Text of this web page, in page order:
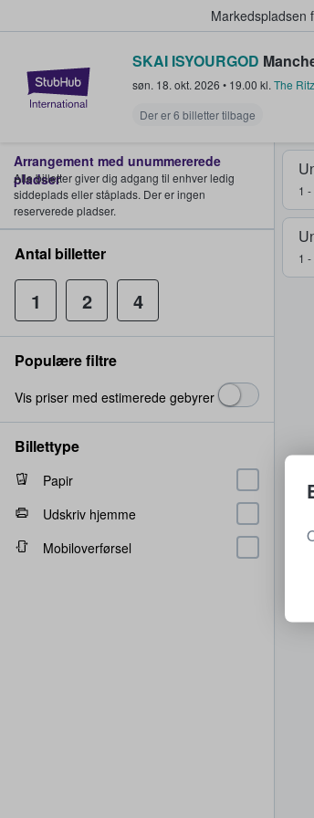
Markedspladsen
StubHub - Hvor fans
SKAI ISYOURGOD
søn. 18. okt. 2026 • 19.00 kl. The Ritz
Der er 6 billetter tilbage
1
1
Arrangement med unummererede
pladser
Alle billetter giver dig adgang til enhver ledig
siddeplads eller ståplads. Der er ingen
reserverede pladser.
Antal billetter
1 2 4
Populære filtre
Vis priser med estimerede gebyrer
Billettype
Papir
Udskriv hjemme
Mobiloverførsel